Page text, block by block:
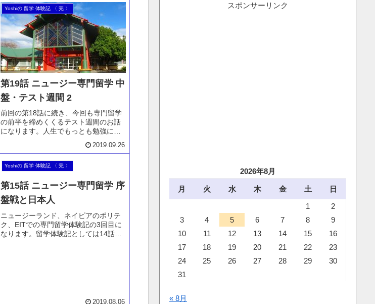
Yoshiの 留学 体験記 〈 完 〉
第19話 ニュージー専門留学 中
盤・テスト週間 2
前回の第18話に続き、今回も専門留学
の前半を締めくくるテスト週間のお話
になります。人生でもっとも勉強に時
間を割いた時になります。寝る間も惜
しんでテスト勉強の日々。そして解剖
り、これにはとてもツライ思いをしま
2019.09.26
Yoshiの 留学 体験記 〈 完 〉
第15話 ニュージー専門留学 序
盤戦と日本人
ニュージーランド、ネイピアのポリテ
ク、EITでの専門留学体験記の3回目に
なります。留学体験記としては14話。
2019.08.06
スポンサーリンク
2026年8月
月 火 水 木 金 土
日
1
2
3
4 5 6 7 8
9
10
11 12 13 14 15
16
17
18 19 20 21 22
23
24
25 26 27 28 29
30
31
« 8月